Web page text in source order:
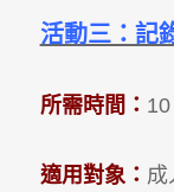
活動三：記
所需時間：
適用對象： 成